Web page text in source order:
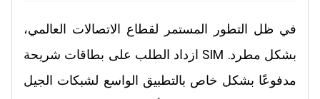
في ظل التطور المستمر لقطاع الاتصالات العالمي،
ازداد الطلب على بطاقات شريحة SIM بشكل مطرد.
مدفوعًا بشكل خاص بالتطبيق الواسع لشبكات الجيل